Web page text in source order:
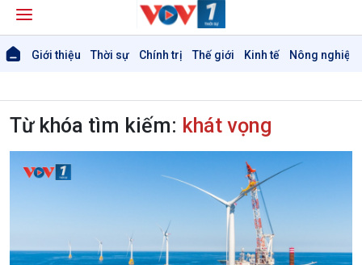
Giới thiệu Thời sự Chính trị Thế giới Kinh tế Nông nghiệp
Từ khóa tìm kiếm: khát vọng